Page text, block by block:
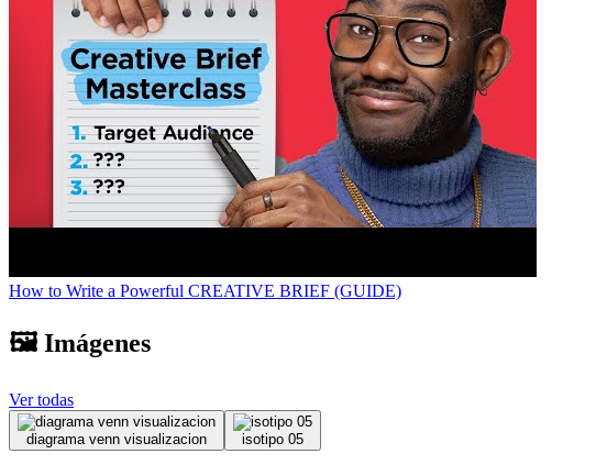
How to Write a Powerful CREATIVE BRIEF (GUIDE)
🖼️ Imágenes
Ver todas
diagrama venn visualizacion isotipo 05